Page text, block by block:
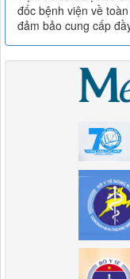
đốc bệnh viện về
đảm bảo cung cấp